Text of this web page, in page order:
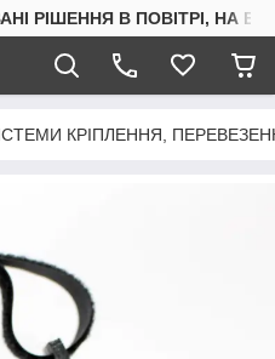
РІШЕННЯ В ПОВІТРІ, НА
КРІПЛЕННЯ,